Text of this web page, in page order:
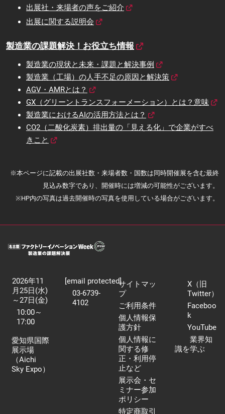
出展社・来場者の声をご紹介
出展に関する説明会
製造業の課題解決！お役立ち情報
製造業の現状と未来・課題と解決事例
製造業（工場）の人手不足の原因と解決策
AGV・AMRとは？
GX（グリーントランスフォーメーション）とは？意味
製造業におけるAIの活用方法とは？
CO2（二酸化炭素）排出量の「見える化」で企業がすべ
きこと
※本ページに記載の出展社数・来場者数・国数は同時開催展を含む最終
見込み数字であり、開催時には増減の可能性がございます。
※HP内の写真は過去開催時の写真を使用している場合がございます。
2026年11
月25日(水)
～27日(金)
10:00～
17:00
愛知県国際
展示場
（Aichi
Sky Expo）
[email protected]
03-6739-
4102
サイトマッ
プ
ご利用条件
個人情報保
護方針
個人情報に
関する修
正・利用停
止など
展示会・セ
ミナー参加
ポリシー
特定商取引
X（旧
Twitter）
Faceboo
k
YouTube
業界知
識を学ぶ